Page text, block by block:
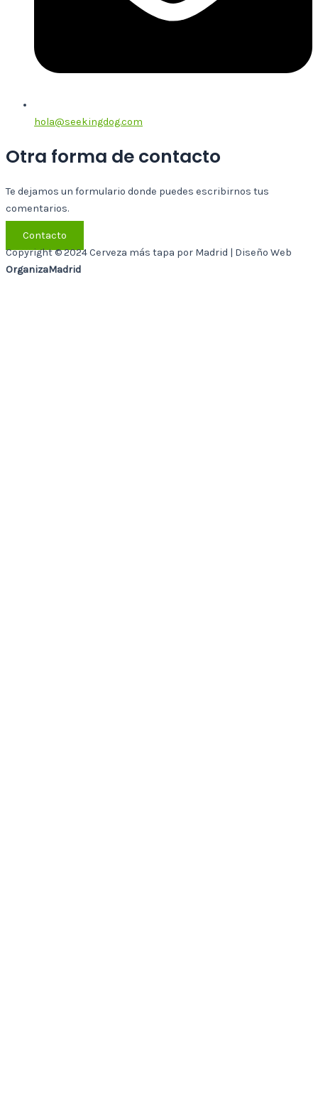
hola@seekingdog.com
Otra forma de contacto
Te dejamos un formulario donde puedes escribirnos tus
comentarios.
Contacto
Copyright © 2024 Cerveza más tapa por Madrid | Diseño Web
OrganizaMadrid